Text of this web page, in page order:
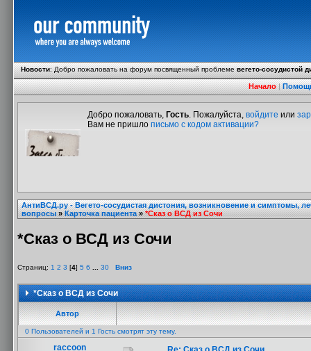
Новости:Добро пожаловать на форум посвященный проблемевегето-сосудистой
Начало|
Добро пожаловать, Гость. Пожалуйста, войдите или
Вам не пришло письмо с кодом активации?
АнтиВСД.ру - Вегето-сосудистая дистония, возникновение и симптомы,
вопросы»Карточка пациента»*Сказ о ВСД из Сочи
*Сказ о ВСД из Сочи
Страниц: 1 2 3 [4] 5 6 30 Вниз
*Сказ о ВСД из Сочи
Автор
0 Пользователей и 1 Гость смотрят эту тему.
raccoon